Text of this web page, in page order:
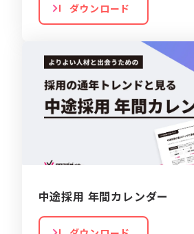
ダウンロード
中途採用 年間カレンダー